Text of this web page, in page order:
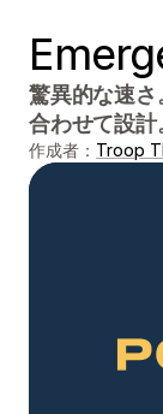
驚異的な速
合わせて設計
作成者： Troop